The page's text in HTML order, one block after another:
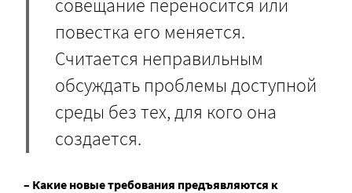
повестка его меняется.
Считается неправильным
обсуждать проблемы доступной
среды без тех, для кого она
создается.
– Какие новые требования предъявляются к